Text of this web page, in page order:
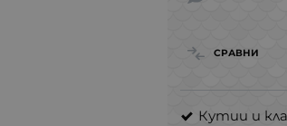
СРАВНИ
Кутии и